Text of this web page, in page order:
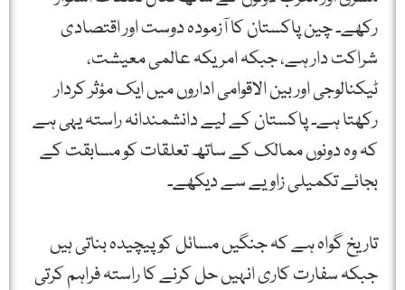
رکھے۔ چین پاکستان کا آزمودہ دوست اور اقتصادی
شراکت دار ہے، جبکہ امریکہ عالمی معیشت،
ٹیکنالوجی اور بین الاقوامی اداروں میں ایک مؤثر کردار
رکھتا ہے۔ پاکستان کے لیے دانشمندانہ راستہ یہی ہے
کہ وہ دونوں ممالک کے ساتھ تعلقات کو مسابقت کے
بجائے تکمیلی زاویے سے دیکھے۔
تاریخ گواہ ہے کہ جنگیں مسائل کو پیچیدہ بناتی ہیں
جبکہ سفارت کاری انہیں حل کرنے کا راستہ فراہم کرتی